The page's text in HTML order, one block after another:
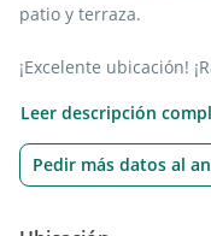
patio y terraza.
¡Excelente ubicación!
Precio:
USD 50.000 al contado.
Características
Leer descripción
Pedir más datos al